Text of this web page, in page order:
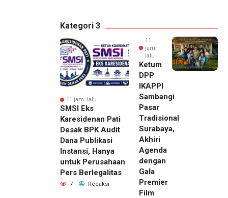
Kategori 3
11 jam lalu
SMSI Eks
Karesidenan Pati
Desak BPK Audit
Dana Publikasi
Instansi, Hanya
untuk Perusahaan
Pers Berlegalitas
7 Redaksi
11
jam
lalu
Ketum
DPP
IKAPPI
Sambangi
Pasar
Tradisional
Surabaya,
Akhiri
Agenda
dengan
Gala
Premier
Film